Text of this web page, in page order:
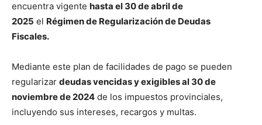
encuentra vigente hasta el 30 de abril de
2025 el Régimen de Regularización de Deudas
Fiscales.
Mediante este plan de facilidades de pago se pueden
regularizar deudas vencidas y exigibles al 30 de
noviembre de 2024 de los impuestos provinciales,
incluyendo sus intereses, recargos y multas.